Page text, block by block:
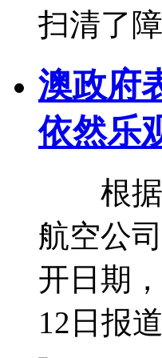
扫清了
澳政府
依然乐
根据
航空公
开日期
12日报